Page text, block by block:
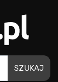
SZUKAJ